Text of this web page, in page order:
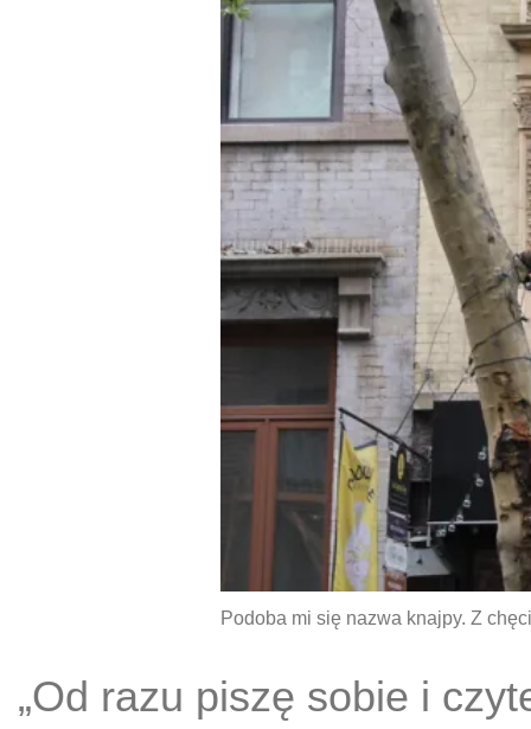
Podoba mi się nazwa knajpy. Z
„Od razu piszę sobie i